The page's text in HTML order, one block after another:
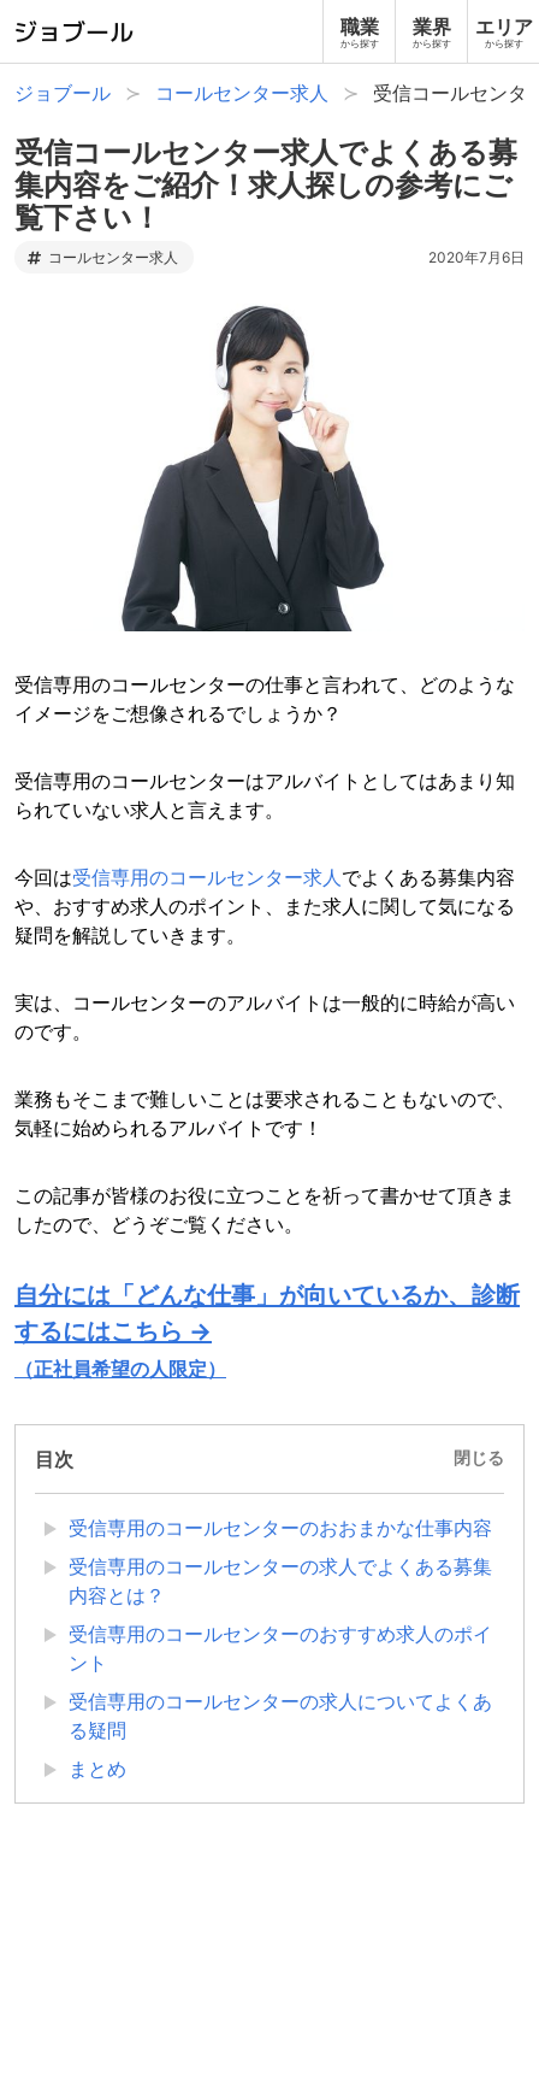
職業
から探す
業界
から探す
エリア
から探す
ジョブール コールセンター求人 受信コールセンタ
受信コールセンター求人でよくある募
集内容をご紹介！求人探しの参考にご
覧下さい！
コールセンター求人 2020年7月6日
受信専用のコールセンターの仕事と言われて、どのような
イメージをご想像されるでしょうか？
受信専用のコールセンターはアルバイトとしてはあまり知
られていない求人と言えます。
今回は受信専用のコールセンター求人でよくある募集内容
や、おすすめ求人のポイント、また求人に関して気になる
疑問を解説していきます。
実は、コールセンターのアルバイトは一般的に時給が高い
のです。
業務もそこまで難しいことは要求されることもないので、
気軽に始められるアルバイトです！
この記事が皆様のお役に立つことを祈って書かせて頂きま
したので、どうぞご覧ください。
自分には「どんな仕事」が向いているか、診断
するにはこちら →
（正社員希望の人限定）
目次 閉じる
受信専用のコールセンターのおおまかな仕事内容
受信専用のコールセンターの求人でよくある募集
内容とは？
受信専用のコールセンターのおすすめ求人のポイ
ント
受信専用のコールセンターの求人についてよくあ
る疑問
まとめ